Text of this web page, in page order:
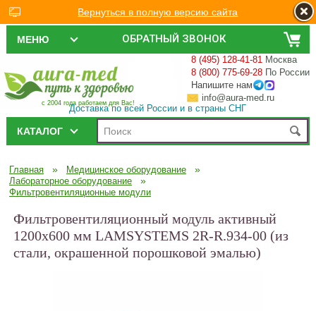
ОБРАТНЫЙ ЗВОНОК
МЕНЮ
с 2004 года работаем для Вас!
8 (495) 128-41-81 Москва
8 (800) 775-69-28 По России
Напишите нам
info@aura-med.ru
Доставка по всей России и в страны СНГ
КАТАЛОГ
Главная » Медицинское оборудование »
Лабораторное оборудование »
Фильтровентиляционные модули
Фильтровентиляционный модуль активный
1200х600 мм LAMSYSTEMS 2R-R.934-00 (из
стали, окрашенной порошковой эмалью)
Вернуться в полную версию сайта